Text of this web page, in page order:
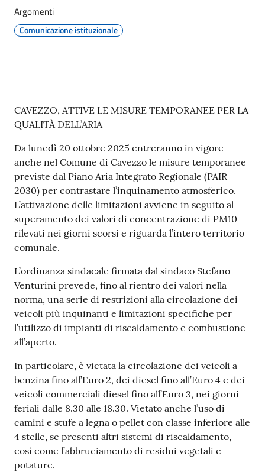
Protezione
civile
telematico
SUE
Tutti
gli
argomenti...
Seguici
su
Argomenti
Comunicazione istituzionale
Contenuto
CAVEZZO, ATTIVE LE MISURE TEMPORANEE PER LA
QUALITÀ DELL’ARIA
Da lunedì 20 ottobre 2025 entreranno in vigore
anche nel Comune di Cavezzo le misure temporanee
previste dal Piano Aria Integrato Regionale (PAIR
2030) per contrastare l’inquinamento atmosferico.
L’attivazione delle limitazioni avviene in seguito al
superamento dei valori di concentrazione di PM10
rilevati nei giorni scorsi e riguarda l’intero territorio
comunale.
L’ordinanza sindacale firmata dal sindaco Stefano
Venturini prevede, fino al rientro dei valori nella
norma, una serie di restrizioni alla circolazione dei
veicoli più inquinanti e limitazioni specifiche per
l’utilizzo di impianti di riscaldamento e combustione
all’aperto.
In particolare, è vietata la circolazione dei veicoli a
benzina fino all’Euro 2, dei diesel fino all’Euro 4 e dei
veicoli commerciali diesel fino all’Euro 3, nei giorni
feriali dalle 8.30 alle 18.30. Vietato anche l’uso di
camini e stufe a legna o pellet con classe inferiore alle
4 stelle, se presenti altri sistemi di riscaldamento,
così come l’abbruciamento di residui vegetali e
potature.